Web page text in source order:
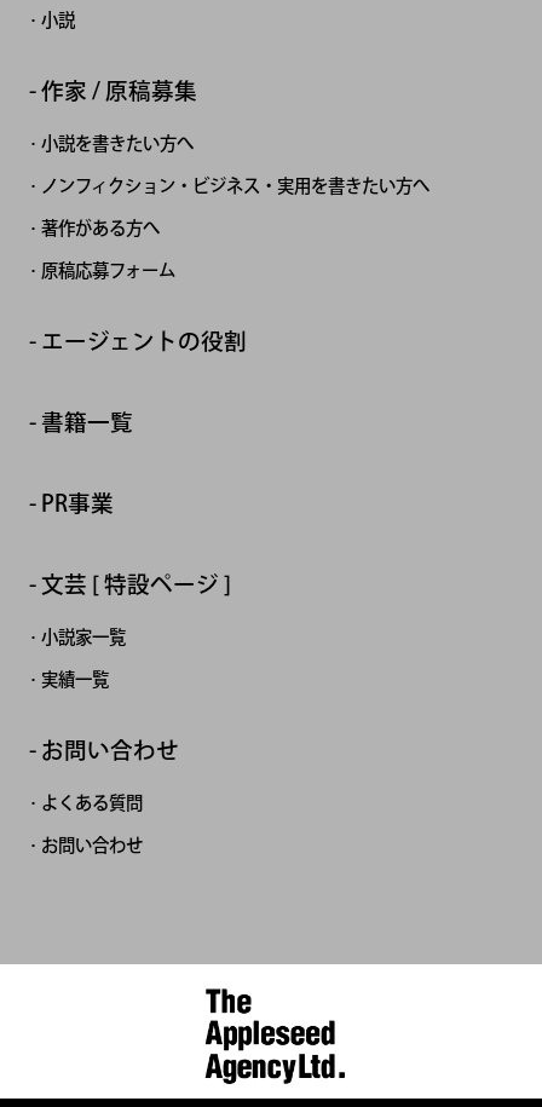
小説
作家 / 原稿募集
小説を書きたい方へ
ノンフィクション・ビジネス・実用を書きたい方へ
著作がある方へ
原稿応募フォーム
エージェントの役割
書籍一覧
PR事業
文芸 [ 特設ページ ]
小説家一覧
実績一覧
お問い合わせ
よくある質問
お問い合わせ